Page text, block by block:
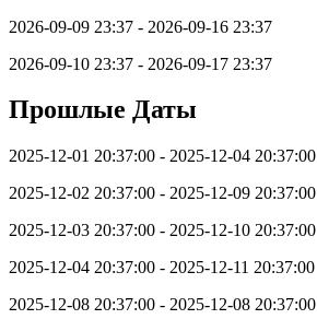
2026-09-09 23:37 - 2026-09-16 23:37
2026-09-10 23:37 - 2026-09-17 23:37
Прошлые Даты
2025-12-01 20:37:00 - 2025-12-04 20:37:00
2025-12-02 20:37:00 - 2025-12-09 20:37:00
2025-12-03 20:37:00 - 2025-12-10 20:37:00
2025-12-04 20:37:00 - 2025-12-11 20:37:00
2025-12-08 20:37:00 - 2025-12-08 20:37:00